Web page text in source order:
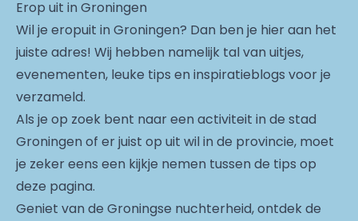
Erop uit in Groningen
Wil je eropuit in Groningen? Dan ben je hier aan het
juiste adres! Wij hebben namelijk tal van uitjes,
evenementen, leuke tips en inspiratieblogs voor je
verzameld.
Als je op zoek bent naar een activiteit in de stad
Groningen of er juist op uit wil in de provincie, moet
je zeker eens een kijkje nemen tussen de tips op
deze pagina.
Geniet van de Groningse nuchterheid, ontdek de